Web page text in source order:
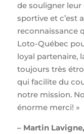
de souligner
sportive et c’est
reconnaissance
Loto-Québec
loyal partenaire,
toujours très
qui facilite du
notre mission.
énorme merci! »
– Martin